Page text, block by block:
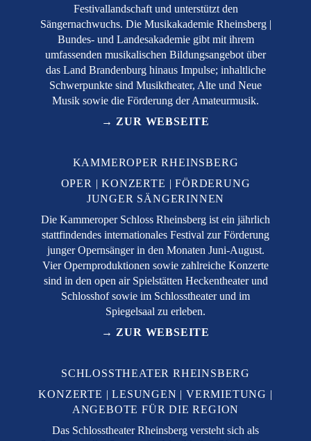
Festivallandschaft und unterstützt den
Sängernachwuchs. Die Musikakademie Rheinsberg |
Bundes- und Landesakademie gibt mit ihrem
umfassenden musikalischen Bildungsangebot über
das Land Brandenburg hinaus Impulse; inhaltliche
Schwerpunkte sind Musiktheater, Alte und Neue
Musik sowie die Förderung der Amateurmusik.
→ ZUR WEBSEITE
KAMMEROPER RHEINSBERG
OPER
KONZERTE
FÖRDERUNG
JUNGER SÄNGERINNEN
Die Kammeroper Schloss Rheinsberg ist ein jährlich
stattfindendes internationales Festival zur Förderung
junger Opernsänger in den Monaten Juni-August.
Vier Opernproduktionen sowie zahlreiche Konzerte
sind in den open air Spielstätten Heckentheater und
Schlosshof sowie im Schlosstheater und im
Spiegelsaal zu erleben.
→ ZUR WEBSEITE
SCHLOSSTHEATER RHEINSBERG
KONZERTE
LESUNGEN
VERMIETUNG
ANGEBOTE FÜR DIE REGION
Das Schlosstheater Rheinsberg versteht sich als